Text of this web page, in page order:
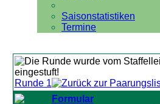
Saisonstatistiken
Termine
Runde 1